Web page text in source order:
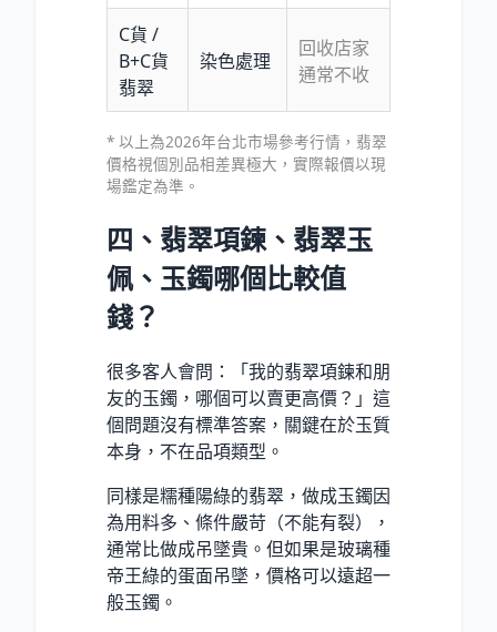
C貨 /
B+C貨
翡翠
染色處理
回收店家
通常不收
* 以上為2026年台北市場參考行情，翡翠
價格視個別品相差異極大，實際報價以現
場鑑定為準。
四、翡翠項鍊、翡翠玉
佩、玉鐲哪個比較值
錢？
很多客人會問：「我的翡翠項鍊和朋
友的玉鐲，哪個可以賣更高價？」這
個問題沒有標準答案，關鍵在於玉質
本身，不在品項類型。
同樣是糯種陽綠的翡翠，做成玉鐲因
為用料多、條件嚴苛（不能有裂），
通常比做成吊墜貴。但如果是玻璃種
帝王綠的蛋面吊墜，價格可以遠超一
般玉鐲。